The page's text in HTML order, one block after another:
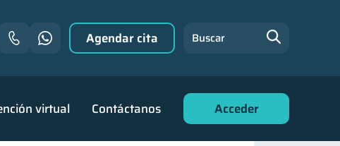
virtual Contáctanos Acceder
Agendar cita Buscar